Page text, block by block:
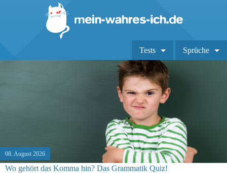
Tests Sprüche
08. August 2026
Wo gehört das Komma hin? Das Grammatik Quiz!